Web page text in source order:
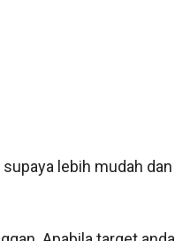
lebih mudah dan